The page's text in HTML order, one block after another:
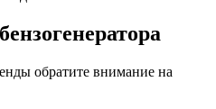
обратите внимание на